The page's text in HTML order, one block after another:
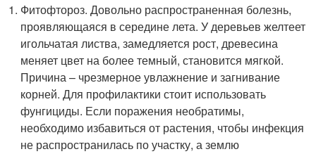
Фитофтороз. Довольно распространенная болезнь,
проявляющаяся в середине лета. У деревьев желтеет
игольчатая листва, замедляется рост, древесина
меняет цвет на более темный, становится мягкой.
Причина – чрезмерное увлажнение и загнивание
корней. Для профилактики стоит использовать
фунгициды. Если поражения необратимы,
необходимо избавиться от растения, чтобы инфекция
не распространилась по участку, а землю